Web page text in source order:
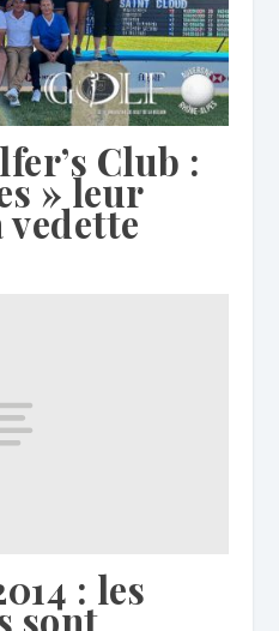
Club :
» leur
: les
sont